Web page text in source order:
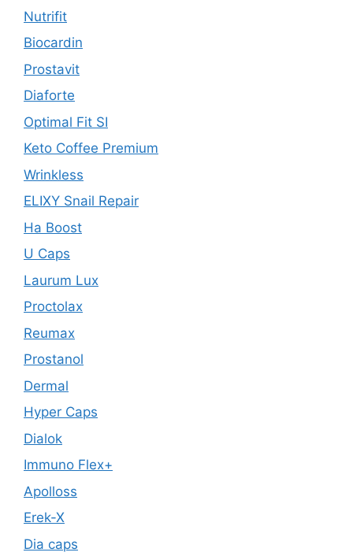
Nutrifit
Biocardin
Prostavit
Diaforte
Optimal Fit SI
Keto Coffee Premium
Wrinkless
ELIXY Snail Repair
Ha Boost
U Caps
Laurum Lux
Proctolax
Reumax
Prostanol
Dermal
Hyper Caps
Dialok
Immuno Flex+
Apolloss
Erek-X
Dia caps